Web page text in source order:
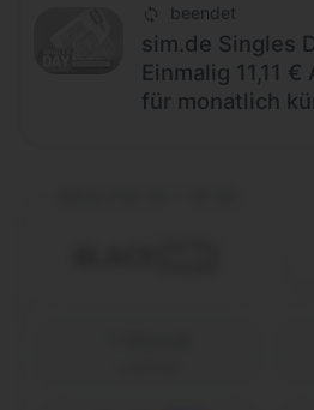
beendet
sim.de Singles
Einmalig 11,11
für monatlich